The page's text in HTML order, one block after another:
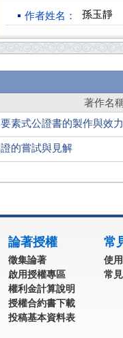
作者姓名： 孫玉靜
著作名
素式公證書的製作與效力
的嘗試與見解
論著授權
徵集論著
啟用授權專區
權利金計算說明
授權合約書下載
投稿基本資料表
常
使
常